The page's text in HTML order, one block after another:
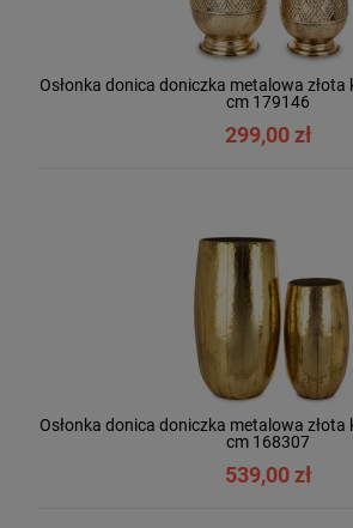
Osłonka donica doniczka metalowa
cm 179146
299,00 zł
Osłonka donica doniczka metalowa
cm 168307
539,00 zł